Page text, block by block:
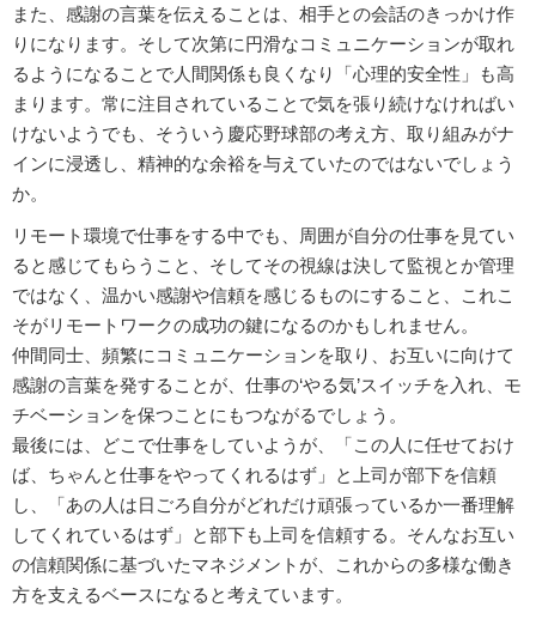
また、感謝の言葉を伝えることは、相手との会話のきっかけ作
りになります。そして次第に円滑なコミュニケーションが取れ
るようになることで人間関係も良くなり「心理的安全性」も高
まります。常に注目されていることで気を張り続けなければい
けないようでも、そういう慶応野球部の考え方、取り組みがナ
インに浸透し、精神的な余裕を与えていたのではないでしょう
か。
リモート環境で仕事をする中でも、周囲が自分の仕事を見てい
ると感じてもらうこと、そしてその視線は決して監視とか管理
ではなく、温かい感謝や信頼を感じるものにすること、これこ
そがリモートワークの成功の鍵になるのかもしれません。
仲間同士、頻繁にコミュニケーションを取り、お互いに向けて
感謝の言葉を発することが、仕事の‘やる気’スイッチを入れ、モ
チベーションを保つことにもつながるでしょう。
最後には、どこで仕事をしていようが、「この人に任せておけ
ば、ちゃんと仕事をやってくれるはず」と上司が部下を信頼
し、「あの人は日ごろ自分がどれだけ頑張っているか一番理解
してくれているはず」と部下も上司を信頼する。そんなお互い
の信頼関係に基づいたマネジメントが、これからの多様な働き
方を支えるベースになると考えています。